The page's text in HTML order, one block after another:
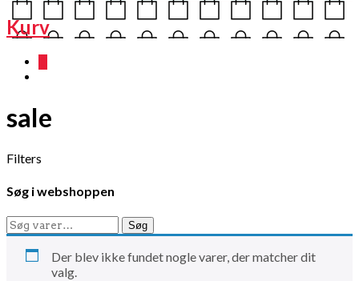
Kurv
sale
Filters
Søg i webshoppen
Søg
efter:
Søg
Der blev ikke fundet nogle varer, der matcher dit
valg.